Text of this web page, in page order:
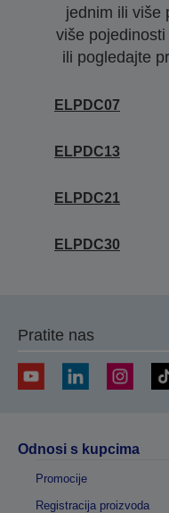
jednim ili više
više
ili pogledajte
ELPDC07
ELPDC13
ELPDC21
ELPDC30
Pratite nas
Odnosi s kupcima
Promocije
Registracija proizvoda